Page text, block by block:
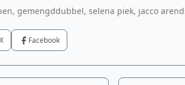
gemengddubbel, selena piek, jacco
X Facebook